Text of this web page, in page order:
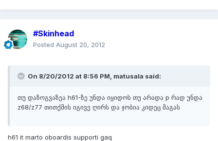
#Skinhead
Posted August 20, 2012
On 8/20/2012 at 8:56 PM, matusala said:
თუ დაზოგვაზეა h61-ზე უნდა იყიდოს თუ არადა p რად უნდა
z68/z77 თითქმის იგივე ღირს და ჯობია კიდეც მაგას
h61 it marto oboardis supporti gaq